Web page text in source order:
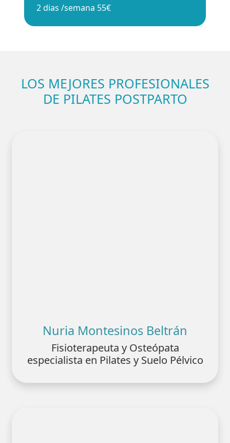
2 dias /semana 55€
LOS MEJORES PROFESIONALES
DE PILATES POSTPARTO
Nuria Montesinos Beltrán
Fisioterapeuta y Osteópata
especialista en Pilates y Suelo Pélvico